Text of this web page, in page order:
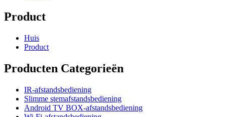
Product
Huis
Product
Producten Categorieën
IR-afstandsbediening
Slimme stemafstandsbediening
Android TV BOX-afstandsbediening